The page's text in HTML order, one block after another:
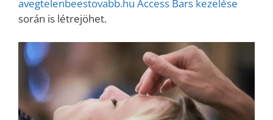
avegtelenbeestovabb.hu Access Bars kezelése
során is létrejöhet.